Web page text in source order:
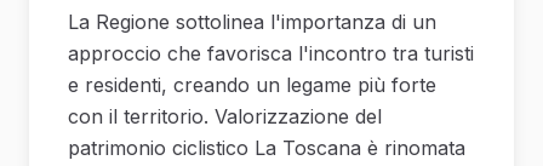
La Regione sottolinea l'importanza di un
approccio che favorisca l'incontro tra turisti
e residenti, creando un legame più forte
con il territorio. Valorizzazione del
patrimonio ciclistico La Toscana è rinomata